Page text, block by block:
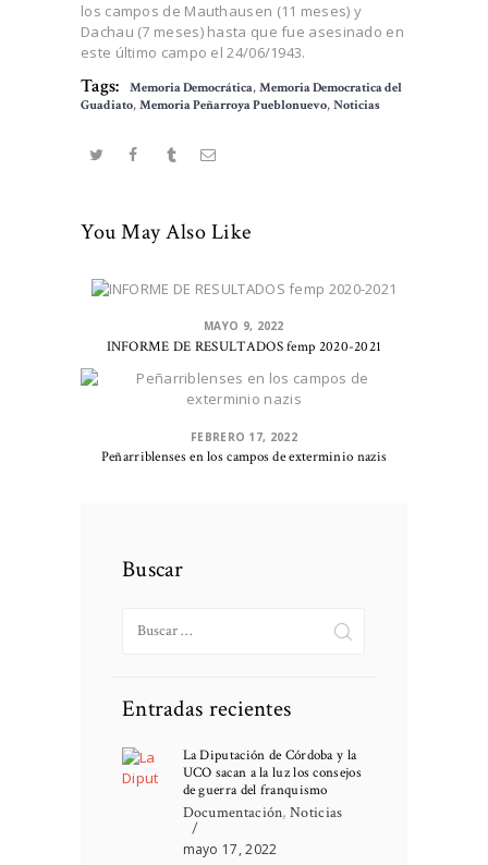
los campos de Mauthausen (11 meses) y
Dachau (7 meses) hasta que fue asesinado en
este último campo el 24/06/1943.
Tags: Memoria Democrática, Memoria Democratica del
Guadiato, Memoria Peñarroya Pueblonuevo, Noticias
You May Also Like
MAYO 9, 2022
INFORME DE RESULTADOS femp 2020-2021
FEBRERO 17, 2022
Peñarriblenses en los campos de exterminio nazis
Buscar
Entradas recientes
La Diputación de Córdoba y la
UCO sacan a la luz los consejos
de guerra del franquismo
Documentación,Noticias
mayo 17, 2022